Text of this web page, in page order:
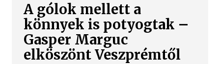
A gólok mellett a
könnyek is potyogtak –
Gasper Marguc
elköszönt Veszprémtől